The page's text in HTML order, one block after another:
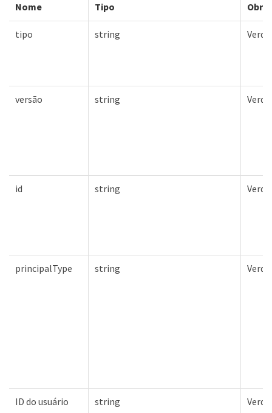
Nome Tipo
tipo string
versão string
id string
principalType string
ID do usuário string